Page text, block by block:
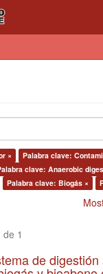
×
Palabra clave:
clave: Anaerobic
Palabra clave: Biogás ×
1
de